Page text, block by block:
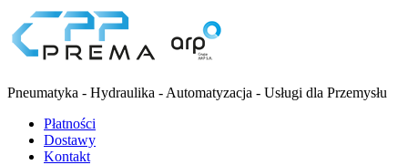
Pneumatyka - Hydraulika - Automatyzacja - Usługi dla Przemysłu
Płatności
Dostawy
Kontakt